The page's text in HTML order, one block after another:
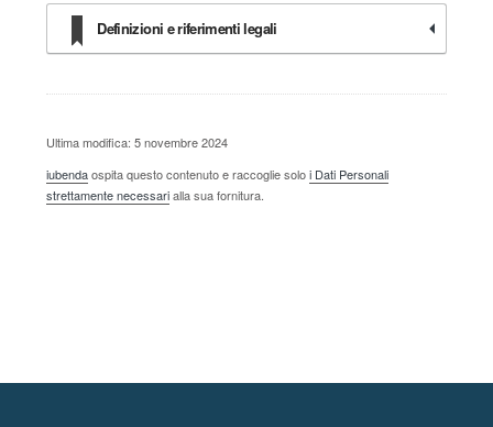
Definizioni e riferimenti legali
Ultima modifica: 5 novembre 2024
iubendaospita questo contenuto e raccoglie soloi Dati Personali
strettamente necessarialla sua fornitura.